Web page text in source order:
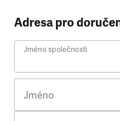
Adresa pro
Jméno společnosti
Jméno